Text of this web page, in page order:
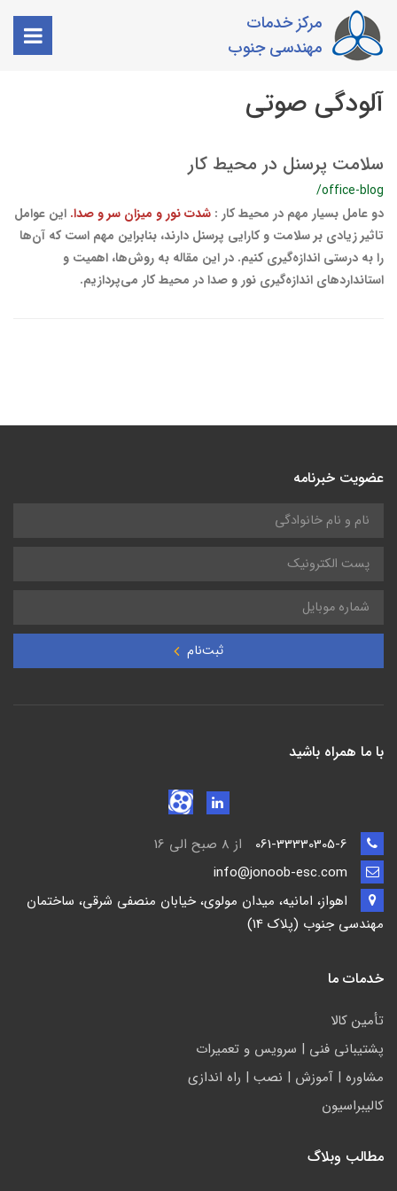
مرکز خدمات
مهندسی جنوب
آلودگی صوتی
سلامت پرسنل در محیط کار
/office-blog
دو عامل بسیار مهم در محیط کار : شدت نور و میزان سر و صدا. این عوامل
تاثیر زیادی بر سلامت و کارایی پرسنل دارند، بنابراین مهم است که آن‌ها
را به درستی اندازه‌گیری کنیم. در این مقاله به روش‌ها، اهمیت و
استانداردهای اندازه‌گیری نور و صدا در محیط کار می‌پردازیم.
عضویت خبرنامه
ثبت‌نام
با ما همراه باشید
از 8 صبح الی 16
اهواز، امانیه، میدان مولوی، خیابان منصفی شرقی، ساختمان
مهندسی جنوب (پلاک 14)
خدمات ما
تأمين كالا
پشتيباني فني | سرويس و تعمیرات
مشاوره | آموزش | نصب | راه اندازی
کالیبراسیون
مطالب وبلاگ